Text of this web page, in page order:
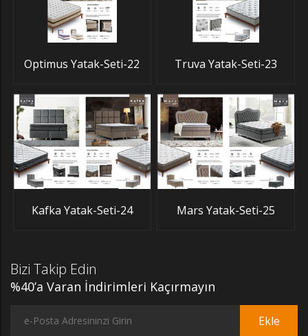
Optimus Yatak-Seti-22 Truva Yatak-Seti-23
Kafka Yatak-Seti-24 Mars Yatak-Seti-25
Bizi Takip Edin
%40’a Varan İndirimleri Kaçırmayın
Ekle